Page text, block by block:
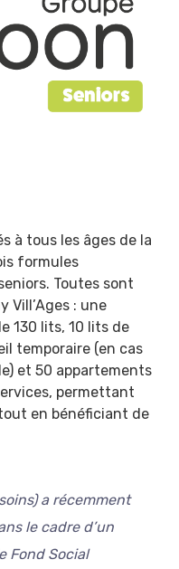
à tous les âges de la
formules
Toutes sont
Vill’Ages : une
130 lits, 10 lits de
temporaire (en cas
et 50 appartements
permettant
en bénéficiant de
a récemment
le cadre d’un
Fond Social